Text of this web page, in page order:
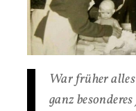
War früher
ganz